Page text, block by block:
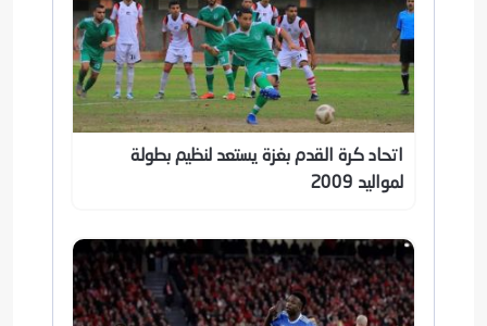
اتحاد كرة القدم بغزة يستعد لنظيم بطولة
لمواليد 2009